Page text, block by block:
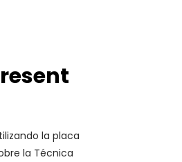
la placa
la Técnica